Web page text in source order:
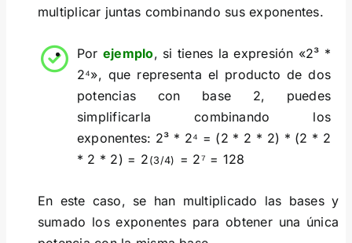
multiplicar juntas combinando sus exponentes.
Por ejemplo, si tienes la expresión «2³ *
2⁴», que representa el producto de dos
potencias con base 2, puedes
simplificarla combinando los
exponentes: 2³ * 2⁴ = (2 * 2 * 2) * (2 * 2
* 2 * 2) = 2 (3/4) = 2⁷ = 128
En este caso, se han multiplicado las bases y
sumado los exponentes para obtener una única